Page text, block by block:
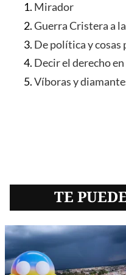
Mirador
Guerra Cristera a
De política y cosas
Decir el derecho
Víboras y
TE